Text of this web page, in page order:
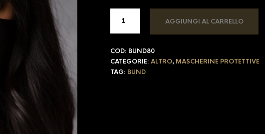
AGGIUNGI AL CARRELLO
COD: BUND80
CATEGORIE: ALTRO, MASCHERINE PROTETTIVE
TAG: BUND